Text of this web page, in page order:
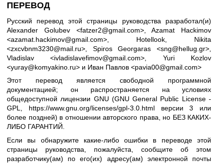
ПЕРЕВОД
Русский перевод этой страницы руководства разработал(и)
Alexander Golubev <fatzer2@gmail.com>, Azamat Hackimov
<azamat.hackimov@gmail.com>, Hotellook, Nikita
<zxcvbnm3230@mail.ru>, Spiros Georgaras <sng@hellug.gr>,
Vladislav <ivladislavefimov@gmail.com>, Yuri Kozlov
<yuray@komyakino.ru> и Иван Павлов <pavia00@gmail.com>
Этот перевод является свободной программной
документацией; он распространяется на условиях
общедоступной лицензии GNU (GNU General Public License -
GPL, https://www.gnu.org/licenses/gpl-3.0.htmlверсии 3 или
более поздней) в отношении авторского права, но БЕЗ КАКИХ-
ЛИБО ГАРАНТИЙ.
Если вы обнаружите какие-либо ошибки в переводе этой
страницы руководства, пожалуйста, сообщите об этом
разработчику(ам) по его(их) адресу(ам) электронной почты